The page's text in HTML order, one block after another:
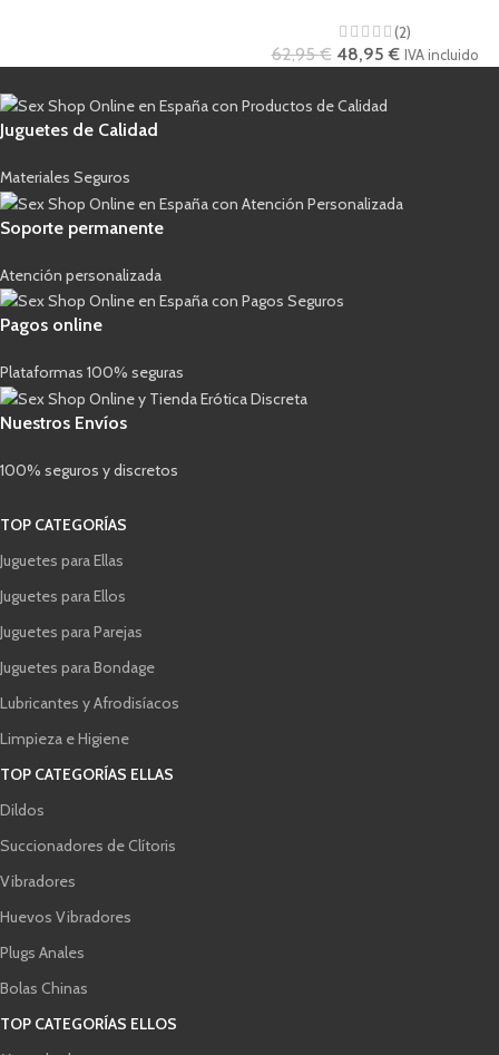
(2)
62,95€ 48,95€ IVA incluido
Juguetes de Calidad
Materiales Seguros
Soporte permanente
Atención personalizada
Pagos online
Plataformas 100% seguras
Nuestros Envíos
100% seguros y discretos
TOP CATEGORÍAS
Juguetes para Ellas
Juguetes para Ellos
Juguetes para Parejas
Juguetes para Bondage
Lubricantes y Afrodisíacos
Limpieza e Higiene
TOP CATEGORÍAS ELLAS
Dildos
Succionadores de Clítoris
Vibradores
Huevos Vibradores
Plugs Anales
Bolas Chinas
TOP CATEGORÍAS ELLOS